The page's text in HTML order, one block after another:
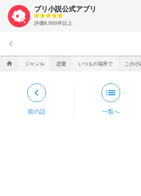
プリ小説公式アプリ
評価6,000件以上
keyboard_arrow_left
home ジャンル 恋愛 いつもの場所で
keyboard_arrow_left
前の話
list
一覧へ